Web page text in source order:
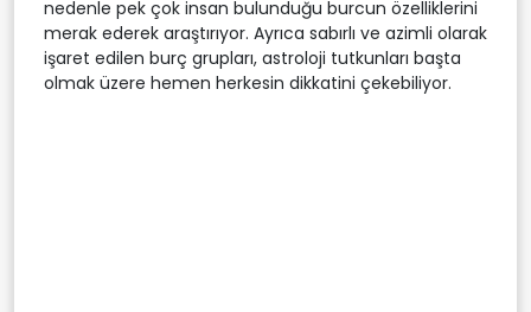
nedenle pek çok insan bulunduğu burcun özelliklerini
merak ederek araştırıyor. Ayrıca sabırlı ve azimli olarak
işaret edilen burç grupları, astroloji tutkunları başta
olmak üzere hemen herkesin dikkatini çekebiliyor.